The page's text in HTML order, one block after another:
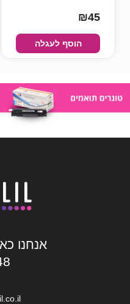
₪45
הוסף לעגלה
אנחנו